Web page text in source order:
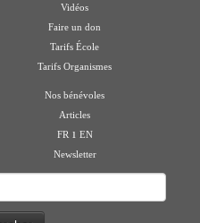
Vidéos
Faire un don
Tarifs École
Tarifs Organismes
Nos bénévoles
Articles
FRı EN
Newsletter